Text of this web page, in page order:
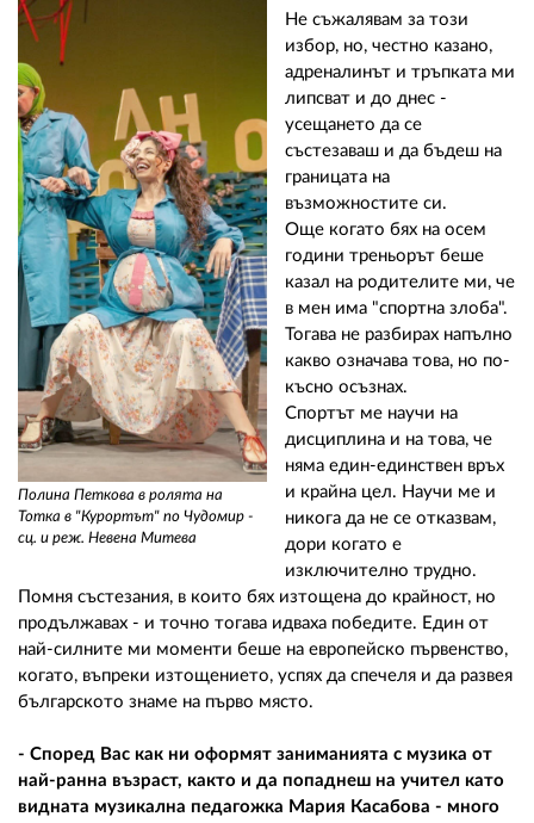
Полина Петкова в ролята на
Тотка в "Курортът" по Чудомир -
сц. и реж. Невена Митева
Не съжалявам за този
избор, но, честно казано,
адреналинът и тръпката ми
липсват и до днес -
усещането да се
състезаваш и да бъдеш на
границата на
възможностите си.
Още когато бях на осем
години треньорът беше
казал на родителите ми, че
в мен има "спортна злоба".
Тогава не разбирах напълно
какво означава това, но по-
късно осъзнах.
Спортът ме научи на
дисциплина и на това, че
няма един-единствен връх
и крайна цел. Научи ме и
никога да не се отказвам,
дори когато е
изключително трудно.
Помня състезания, в които бях изтощена до крайност, но
продължавах - и точно тогава идваха победите. Един от
най-силните ми моменти беше на европейско първенство,
когато, въпреки изтощението, успях да спечеля и да развея
българското знаме на първо място.
- Според Вас как ни оформят заниманията с музика от
най-ранна възраст, както и да попаднеш на учител като
видната музикална педагожка Мария Касабова - много